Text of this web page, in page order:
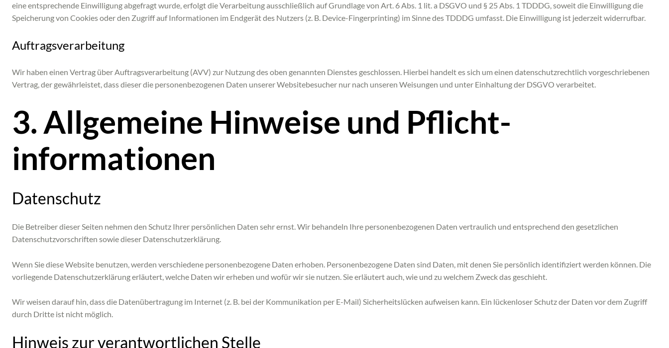
eine entsprechende Einwilligung abgefragt wurde, erfolgt die Verarbeitung ausschließlich auf Grundlage von Art. 6 Abs. 1 lit. a DSGVO und § 25 Abs. 1 TDDDG, soweit die Einwilligung die
Speicherung von Cookies oder den Zugriff auf Informationen im Endgerät des Nutzers (z. B. Device-Fingerprinting) im Sinne des TDDDG umfasst. Die Einwilligung ist jederzeit widerrufbar.
Auftragsverarbeitung
Wir haben einen Vertrag über Auftragsverarbeitung (AVV) zur Nutzung des oben genannten Dienstes geschlossen. Hierbei handelt es sich um einen datenschutzrechtlich vorgeschriebenen
Vertrag, der gewährleistet, dass dieser die personenbezogenen Daten unserer Websitebesucher nur nach unseren Weisungen und unter Einhaltung der DSGVO verarbeitet.
3. Allgemeine Hinweise und Pflicht­
informationen
Datenschutz
Die Betreiber dieser Seiten nehmen den Schutz Ihrer persönlichen Daten sehr ernst. Wir behandeln Ihre personenbezogenen Daten vertraulich und entsprechend den gesetzlichen
Datenschutzvorschriften sowie dieser Datenschutzerklärung.
Wenn Sie diese Website benutzen, werden verschiedene personenbezogene Daten erhoben. Personenbezogene Daten sind Daten, mit denen Sie persönlich identifiziert werden können. Die
vorliegende Datenschutzerklärung erläutert, welche Daten wir erheben und wofür wir sie nutzen. Sie erläutert auch, wie und zu welchem Zweck das geschieht.
Wir weisen darauf hin, dass die Datenübertragung im Internet (z. B. bei der Kommunikation per E-Mail) Sicherheitslücken aufweisen kann. Ein lückenloser Schutz der Daten vor dem Zugriff
durch Dritte ist nicht möglich.
Hinweis zur verantwortlichen Stelle